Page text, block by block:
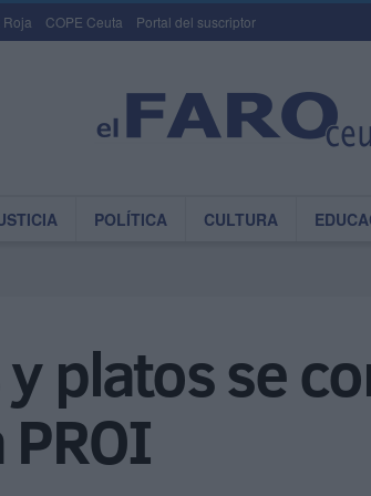
Roja COPE Ceuta Portal del suscriptor
POLÍTICA CULTURA
platos se